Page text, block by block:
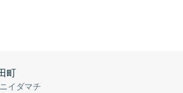
町
イダマチ